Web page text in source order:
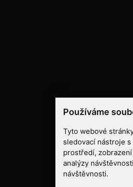
Používáme
Tyto webové
sledovací nástroje
prostředí,
analýzy
návštěvnosti.